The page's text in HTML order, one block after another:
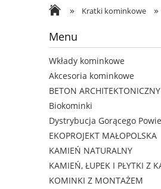
Jak do nas
» Kratki kominkowe »
Menu
Wkłady kominkowe
Akcesoria kominkowe
BETON ARCHITEKTONICZNY
Biokominki
Dystrybucja Gorącego
EKOPROJEKT MAŁOPOLSKA
KAMIEŃ NATURALNY
KAMIEŃ, ŁUPEK I PŁYTKI Z
KOMINKI Z MONTAŻEM